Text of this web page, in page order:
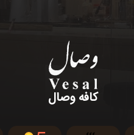
کافه وصال